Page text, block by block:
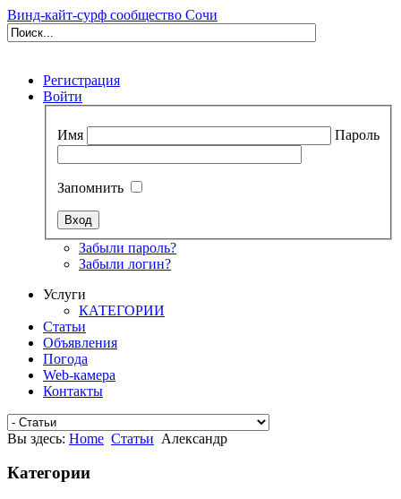
Винд-кайт-сурф сообщество Сочи
Регистрация
Войти
Имя Пароль
Запомнить
Забыли пароль?
Забыли логин?
Услуги
КАТЕГОРИИ
Статьи
Объявления
Погода
Web-камера
Контакты
Вы здесь: Home Статьи Александр
Категории